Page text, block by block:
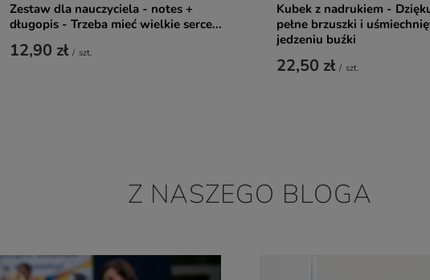
Zestaw dla nauczyciela - notes +
długopis - Trzeba mieć wielkie serce...
12,90 zł / szt.
Kubek z nadrukiem -
pełne brzuszki i
jedzeniu buźki
22,50 zł / szt.
Z NASZEGO BLOGA